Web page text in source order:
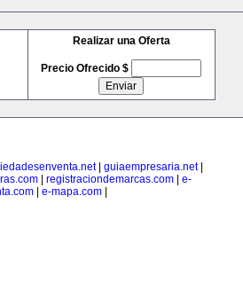
Realizar una Oferta
Precio Ofrecido $
| guiaempresaria.net|
| registraciondemarcas.com| e-
e-mapa.com